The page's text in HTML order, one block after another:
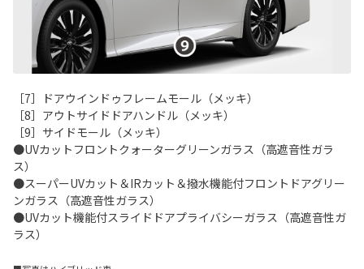
［7］ドアウインドゥフレームモール（メッキ）
［8］アウトサイドドアハンドル（メッキ）
［9］サイドモール（メッキ）
●UVカットフロントクォーターグリーンガラス（高遮音性ガラ
ス）
●スーパーUVカット＆IRカット＆撥水機能付フロントドアグリー
ンガラス（高遮音性ガラス）
●UVカット機能付スライドドアプライバシーガラス（高遮音性ガ
ラス）